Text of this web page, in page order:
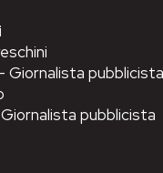
Giornalista
pubblicista